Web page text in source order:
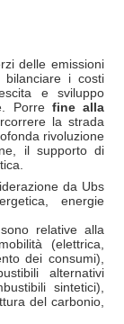
delle emissioni
i costi
e sviluppo
Porre fine alla
la strada
rivoluzione
il supporto di
da Ubs
energie
relative alla
(elettrica,
dei consumi),
alternativi
sintetici),
del carbonio,